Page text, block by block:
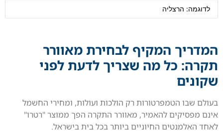
המדריך המקיף לבחירת מאוורר
תקרה: כל מה שצריך לדעת לפני
שקונים
בעולם שבו הטמפרטורות רק הולכות ועולות, ומחירי החשמל
אינם מפסיקים להאמיר, מאוורר התקרה הפך ממוצר "רטרו"
לאחד האלמנטים החיוניים ביותר בכל בית בישראל.